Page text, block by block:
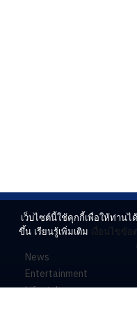
News
Entertainment
Lifestyle
เว็บไซต์นี้ใช้คุกกี้เพื่อให้ท่านไ
ขึ้น เรียนรู้เพิ่มเติม เงื่อนไขข้อ